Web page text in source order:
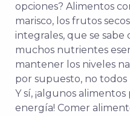
opciones? Alimentos
marisco, los frutos
integrales, que se
muchos nutrientes
mantener los niveles
por supuesto, no todos
Y sí, ¡algunos
energía! Comer